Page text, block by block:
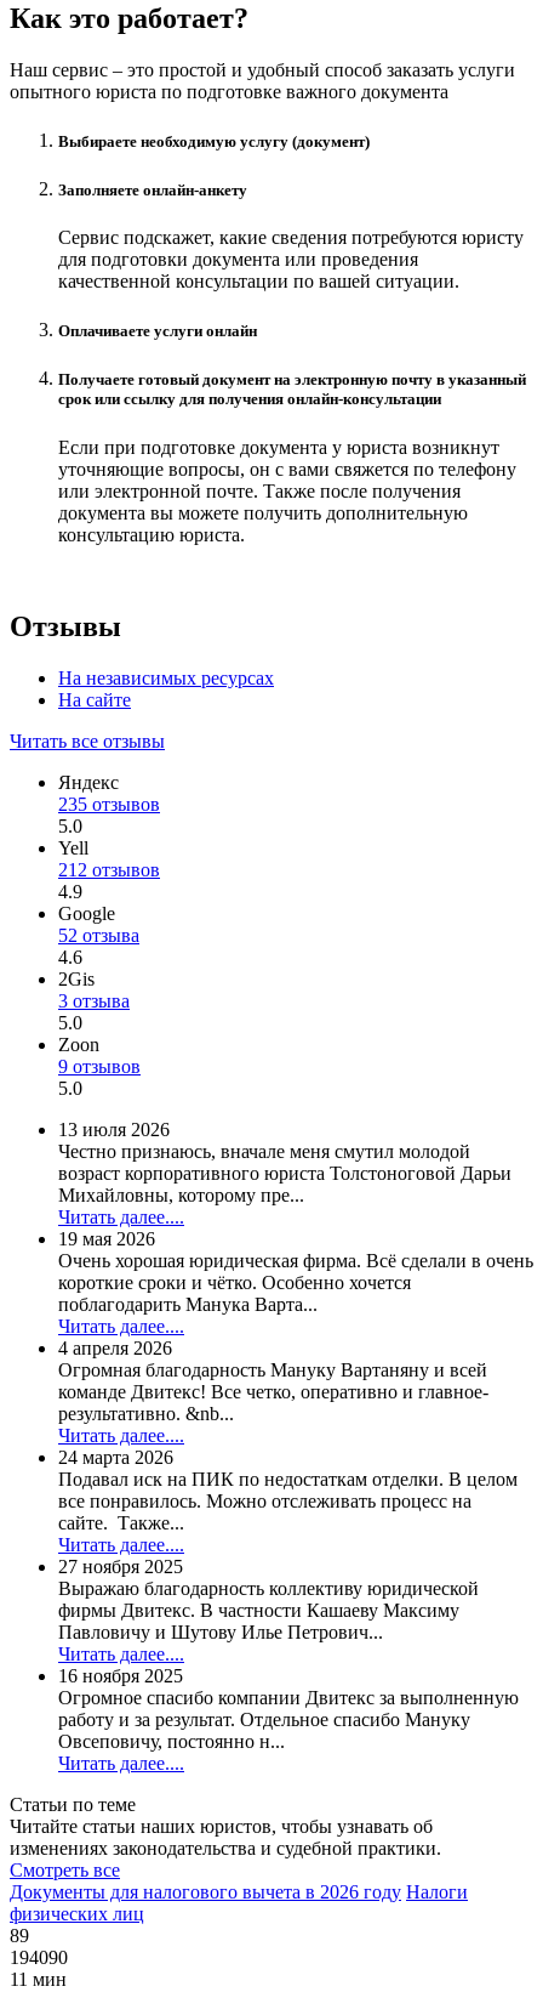
Как это работает?
Наш сервис – это простой и удобный способ заказать услуги
опытного юриста по подготовке важного документа
Выбираете необходимую услугу (документ)
Заполняете онлайн-анкету
Сервис подскажет, какие сведения потребуются юристу
для подготовки документа или проведения
качественной консультации по вашей ситуации.
Оплачиваете услуги онлайн
Получаете готовый документ на электронную почту в указанный
срок или ссылку для получения онлайн-консультации
Если при подготовке документа у юриста возникнут
уточняющие вопросы, он с вами свяжется по телефону
или электронной почте. Также после получения
документа вы можете получить дополнительную
консультацию юриста.
Отзывы
На независимых ресурсах
На сайте
Читать все отзывы
Яндекс
235 отзывов
5.0
Yell
212 отзывов
4.9
Google
52 отзыва
4.6
2Gis
3 отзыва
5.0
Zoon
9 отзывов
5.0
13 июля 2026
Честно признаюсь, вначале меня смутил молодой
возраст корпоративного юриста Толстоноговой Дарьи
Михайловны, которому пре...
Читать далее....
19 мая 2026
Очень хорошая юридическая фирма. Всё сделали в очень
короткие сроки и чётко. Особенно хочется
поблагодарить Манука Варта...
Читать далее....
4 апреля 2026
Огромная благодарность Мануку Вартаняну и всей
команде Двитекс! Все четко, оперативно и главное-
результативно. &nb...
Читать далее....
24 марта 2026
Подавал иск на ПИК по недостаткам отделки. В целом
все понравилось. Можно отслеживать процесс на
сайте. Также...
Читать далее....
27 ноября 2025
Выражаю благодарность коллективу юридической
фирмы Двитекс. В частности Кашаеву Максиму
Павловичу и Шутову Илье Петрович...
Читать далее....
16 ноября 2025
Огромное спасибо компании Двитекс за выполненную
работу и за результат. Отдельное спасибо Мануку
Овсеповичу, постоянно н...
Читать далее....
Статьи по теме
Читайте статьи наших юристов, чтобы узнавать об
изменениях законодательства и судебной практики.
Смотреть все
Документы для налогового вычета в 2026 году Налоги
физических лиц
89
194090
11 мин